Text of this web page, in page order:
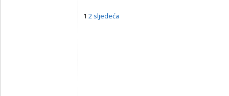
1 2 sljedeća